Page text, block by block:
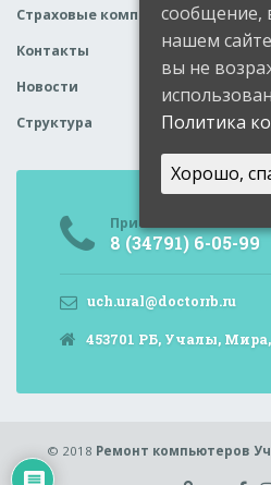
Страховые компании
Контакты
Новости
Структура
Приемная
8 (34791) 6-05-99
uch.ural@doctorrb.ru
453701 РБ, Учалы, Мира,
© 2018 Ремонт компьютеров
сообщение,
нашем
вы не
Политика
Хорошо,